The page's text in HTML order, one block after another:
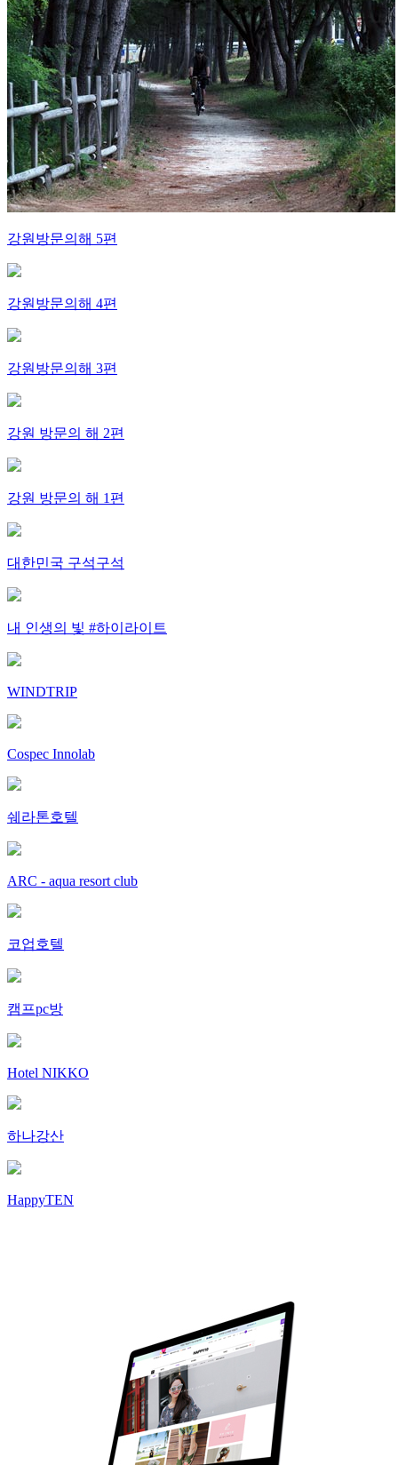
강원방문의해 5편
강원방문의해 4편
강원방문의해 3편
강원 방문의 해 2편
강원 방문의 해 1편
대한민국 구석구석
내 인생의 빛 #하이라이트
WINDTRIP
Cospec Innolab
쉐라톤호텔
ARC - aqua resort club
코업호텔
캠프pc방
Hotel NIKKO
하나강산
HappyTEN